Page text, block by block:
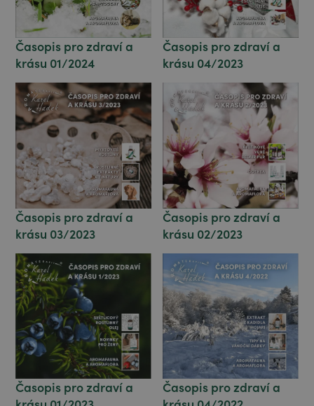
Časopis pro zdraví a
krásu 01/2024
Časopis pro zdraví a
krásu 04/2023
Časopis pro zdraví a
krásu 03/2023
Časopis pro zdraví a
krásu 02/2023
Časopis pro zdraví a
Časopis pro zdraví a